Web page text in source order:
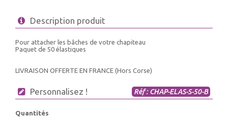
Description produit
Pour attacher les bâches de votre chapiteau
Paquet de 50 élastiques
LIVRAISON OFFERTE EN FRANCE (Hors Corse)
Personnalisez ! Réf : CHAP-ELAS-S-50-B
Quantités